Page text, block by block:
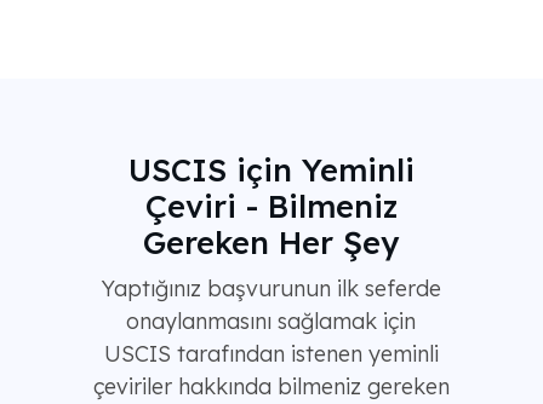
USCIS için Yeminli
Çeviri - Bilmeniz
Gereken Her Şey
Yaptığınız başvurunun ilk seferde
onaylanmasını sağlamak için
USCIS tarafından istenen yeminli
çeviriler hakkında bilmeniz gereken